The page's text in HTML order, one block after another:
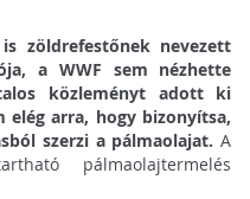
zöldrefestőnek nevezett
a WWF sem nézhette
közleményt adott ki
elég arra, hogy bizonyítsa,
szerzi a pálmaolajat. A
pálmaolajtermelés